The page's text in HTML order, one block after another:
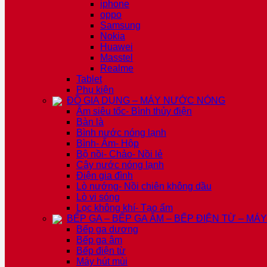
iphone
oppo
Samsung
Nokia
Huawei
Masstel
Realme
Tablet
Phụ kiện
ĐỒ GIA DỤNG – MÁY NƯỚC NÓNG
Ấm siêu tốc- Bình thủy điện
Bàn là
Bình nước nóng lạnh
Bình- Ấm- Hộp
Bộ nồi- Chảo- Nồi lẻ
Cây nước nóng lạnh
Điện gia đình
Lò nướng- Nồi chiên không dầu
Lò vi sóng
Lọc không khí- Tạo ẩm
BẾP GA – BẾP GA ÂM – BẾP ĐIỆN TỪ – MÁY
Bếp ga dương
Bếp ga âm
Bếp điện từ
Máy hút mùi